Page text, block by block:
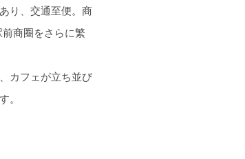
り、交通至便。商
商圈をさらに繁
カフェが立ち並び
。